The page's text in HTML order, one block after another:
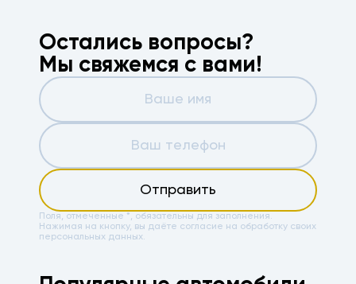
Остались вопросы?
Мы свяжемся с вами!
Отправить
Поля, отмеченные *, обязательны для заполнения.
Нажимая на кнопку, вы даёте согласие на обработку своих
персональных данных.